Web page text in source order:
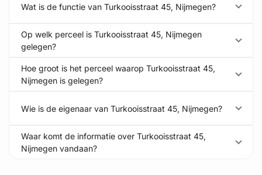
Wat is de functie van Turkooisstraat 45, Nijmegen?
Op welk perceel is Turkooisstraat 45, Nijmegen
gelegen?
Hoe groot is het perceel waarop Turkooisstraat 45,
Nijmegen is gelegen?
Wie is de eigenaar van Turkooisstraat 45, Nijmegen?
Waar komt de informatie over Turkooisstraat 45,
Nijmegen vandaan?